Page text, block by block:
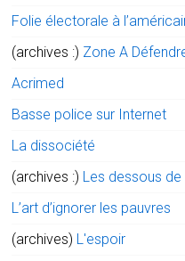
Folie électorale à
(archives :) Zone A
Acrimed
Basse police sur Internet
La dissociété
(archives :) Les dessous
L’art d’ignorer les pauvres
(archives) L'espoir